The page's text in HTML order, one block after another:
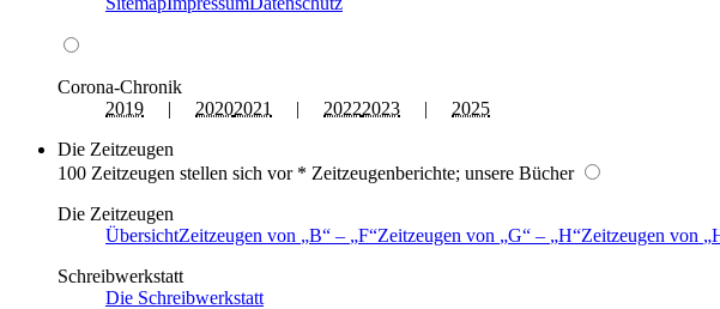
Corona-Chronik
2019 | 20202021 | 20222023 | 2025
Die Zeitzeugen
100 Zeitzeugen stellen sich vor * Zeitzeugenberichte; unsere Bücher
Die Zeitzeugen
ÜbersichtZeitzeugen von B – F Zeitzeugen von G – H Zeitzeugen von
Schreibwerkstatt
Die Schreibwerkstatt